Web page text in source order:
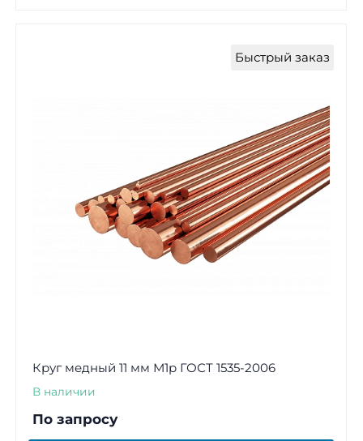
Быстрый заказ
Круг медный 11 мм М1р ГОСТ 1535-2006
В наличии
По запросу